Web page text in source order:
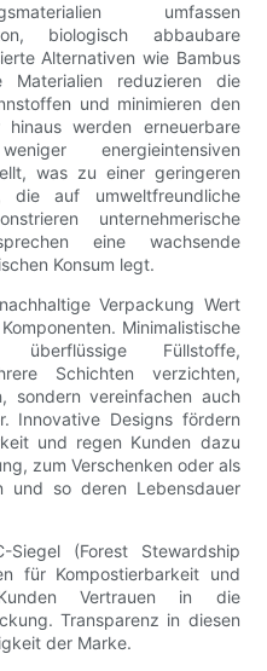
umfassen
biologisch abbaubare
Alternativen wie Bambus
Materialien reduzieren die
und minimieren den
werden erneuerbare
energieintensiven
was zu einer geringeren
die auf umweltfreundliche
unternehmerische
eine wachsende
Konsum legt.
Verpackung Wert
Minimalistische
Füllstoffe,
Schichten verzichten,
sondern vereinfachen auch
Innovative Designs fördern
und regen Kunden dazu
zum Verschenken oder als
und so deren Lebensdauer
(Forest Stewardship
für Kompostierbarkeit und
Vertrauen in die
Transparenz in diesen
der Marke.